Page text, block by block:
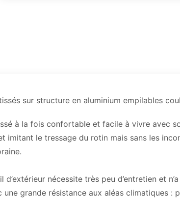
sur structure en aluminium empilables
à la fois confortable et facile à vivre avec
imitant le tressage du rotin mais sans les
d’extérieur nécessite très peu d’entretien et
une grande résistance aux aléas climatiques :